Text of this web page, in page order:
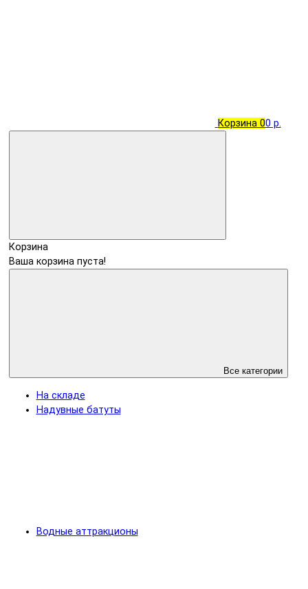
Корзина 00 р.
Корзина
Ваша корзина пуста!
Все категории
На складе
Надувные батуты
Водные аттракционы